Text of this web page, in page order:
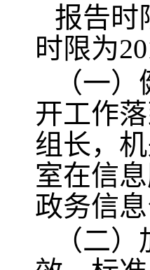
报告时
时限为
（一
开工作
组长，
室在信
政务信
（二